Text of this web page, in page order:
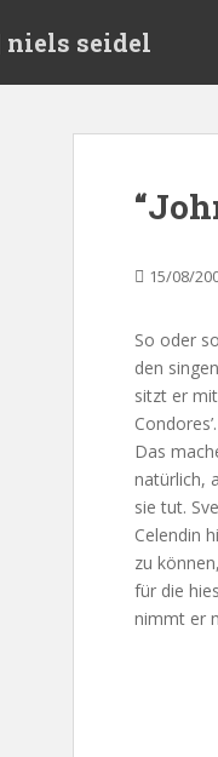
niels seidel
15/08/
So oder
den
sitzt er
Das
natürlich,
sie tut.
Celendin
zu
für die
nimmt er